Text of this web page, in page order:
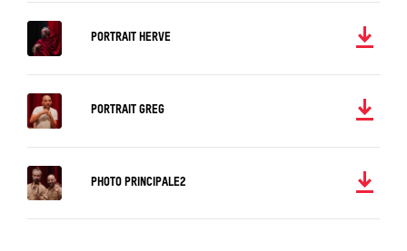
PORTRAIT HERVE
PORTRAIT GREG
PHOTO PRINCIPALE2